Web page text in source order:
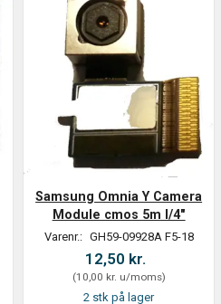
Samsung Omnia Y Camera
Module cmos 5m I/4"
Varenr.: GH59-09928A F5-18
12,50 kr.
(10,00 kr. u/moms)
2 stk på lager